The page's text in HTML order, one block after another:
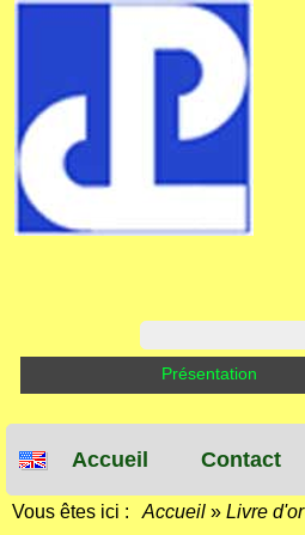
Présentation
Accueil Contact
Vous êtes ici : Accueil » Livre d'or